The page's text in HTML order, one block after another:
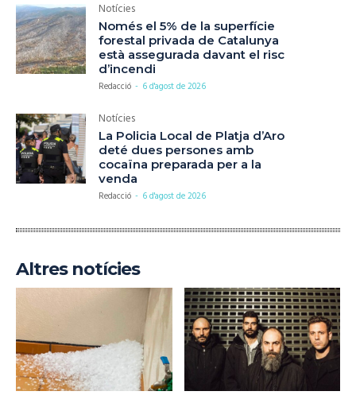
Notícies
Només el 5% de la superfície
forestal privada de Catalunya
està assegurada davant el risc
d’incendi
Redacció - 6 d'agost de 2026
Notícies
La Policia Local de Platja d’Aro
deté dues persones amb
cocaïna preparada per a la
venda
Redacció - 6 d'agost de 2026
Altres notícies